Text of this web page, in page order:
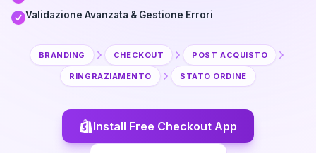
Validazione Avanzata & Gestione Errori
BRANDING CHECKOUT POST ACQUISTO
RINGRAZIAMENTO STATO ORDINE
Install Free Checkout App